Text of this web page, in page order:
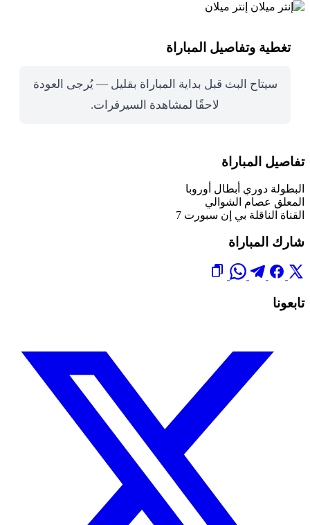
إنتر ميلان
تغطية وتفاصيل المباراة
سيتاح البث قبل بداية المباراة بقليل — يُرجى العودة
لاحقًا لمشاهدة السيرفرات.
تفاصيل المباراة
البطولة دوري أبطال أوروبا
المعلق عصام الشوالي
القناة الناقلة بي إن سبورت 7
شارك المباراة
تابعونا